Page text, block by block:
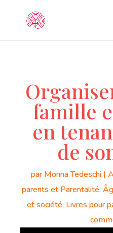
famille
en
de
parMonna Tedeschi|
parents et Parentalité,
et société, Livres pour